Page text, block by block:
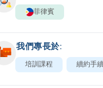
菲律賓
我們專長於:
培訓課程 續約手續